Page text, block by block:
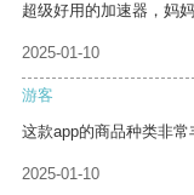
超级好用的加速器，妈
2025-01-10
游客
这款app的商品种类非常
2025-01-10